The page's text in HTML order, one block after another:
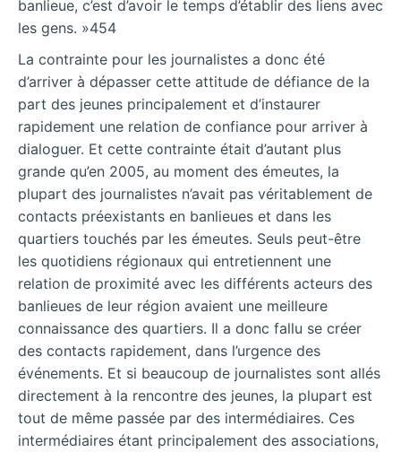
banlieue, c’est d’avoir le temps d’établir des liens avec
les gens. »454
La contrainte pour les journalistes a donc été
d’arriver à dépasser cette attitude de défiance de la
part des jeunes principalement et d’instaurer
rapidement une relation de confiance pour arriver à
dialoguer. Et cette contrainte était d’autant plus
grande qu’en 2005, au moment des émeutes, la
plupart des journalistes n’avait pas véritablement de
contacts préexistants en banlieues et dans les
quartiers touchés par les émeutes. Seuls peut-être
les quotidiens régionaux qui entretiennent une
relation de proximité avec les différents acteurs des
banlieues de leur région avaient une meilleure
connaissance des quartiers. Il a donc fallu se créer
des contacts rapidement, dans l’urgence des
événements. Et si beaucoup de journalistes sont allés
directement à la rencontre des jeunes, la plupart est
tout de même passée par des intermédiaires. Ces
intermédiaires étant principalement des associations,